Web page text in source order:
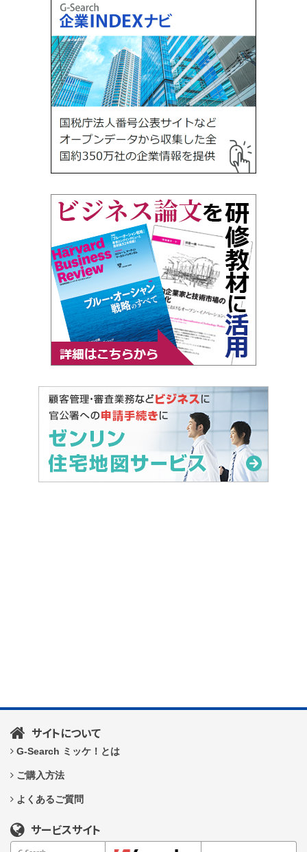
サイトについて
G-Search ミッケ！とは
ご購入方法
よくあるご質問
サービスサイト